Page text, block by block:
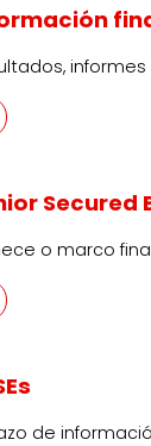
Secured
o marco
de
en liña